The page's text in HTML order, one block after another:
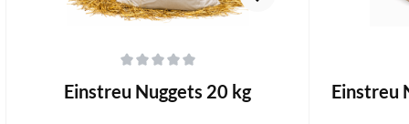
Durchschnittliche Bewertung von 0 von 5 Sternen
Einstreu Nuggets 20 kg Einstreu